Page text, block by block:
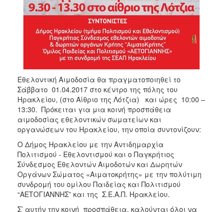
Εθελοντική Αιμοδοσία θα πραγματοποιηθεί το
Σάββατο 01.04.2017 στο κέντρο της πόλης του
Ηρακλείου, (στο Αίθριο της Λότζια) και ώρες 10:00 –
13:30. Πρόκειται για μια κοινή προσπάθεια
αιμοδοσίας εθελοντικών σωματείων και
οργανώσεων του Ηρακλείου, την οποία συντονίζουν:
O Δήμος Ηρακλείου με την Αντιδημαρχία
Πολιτισμού - Εθελοντισμού και ο Παγκρήτιος
Σύνδεσμος Εθελοντών Αιμοδοτών και Δωρητών
Οργάνων Σώματος «Αιματοκρήτης» με την πολύτιμη
συνδρομή του ομίλου Παιδείας και Πολιτισμού
“ΑΕΤΟΓΙΑΝΝΗΣ” και της Σ.Ε.Α.Π. Ηρακλείου.
Σ’ αυτήν την κοινή προσπάθεια, καλούνται όλοι να